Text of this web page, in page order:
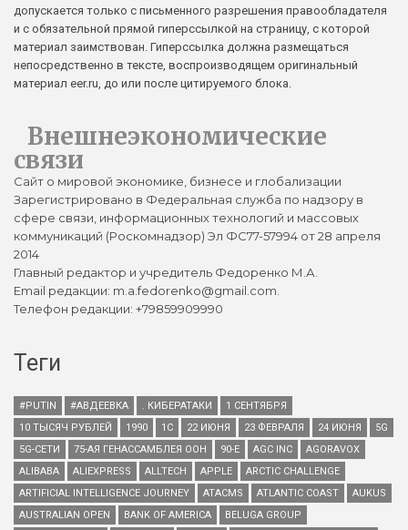
допускается только с письменного разрешения правообладателя
и с обязательной прямой гиперссылкой на страницу, с которой
материал заимствован. Гиперссылка должна размещаться
непосредственно в тексте, воспроизводящем оригинальный
материал eer.ru, до или после цитируемого блока.
Внешнеэкономические
связи
Сайт о мировой экономике, бизнесе и глобализации
Зарегистрировано в Федеральная служба по надзору в
сфере связи, информационных технологий и массовых
коммуникаций (Роскомнадзор) Эл ФС77-57994 от 28 апреля
2014
Главный редактор и учредитель Федоренко М.А.
Email редакции: m.a.fedorenko@gmail.com.
Телефон редакции: +79859909990
Теги
#PUTIN #АВДЕЕВКА . КИБЕРАТАКИ
1 СЕНТЯБРЯ
10 ТЫСЯЧ РУБЛЕЙ
1990 1С 22 ИЮНЯ 23 ФЕВРАЛЯ 24 ИЮНЯ
5G
5G-СЕТИ
75-АЯ ГЕНАССАМБЛЕЯ ООН 90-Е AGC INC
AGORAVOX
ALIBABA
ALIEXPRESS ALLTECH APPLE
ARCTIC CHALLENGE
ARTIFICIAL INTELLIGENCE JOURNEY
ATACMS ATLANTIC COAST
AUKUS
AUSTRALIAN OPEN
BANK OF AMERICA
BELUGA GROUP